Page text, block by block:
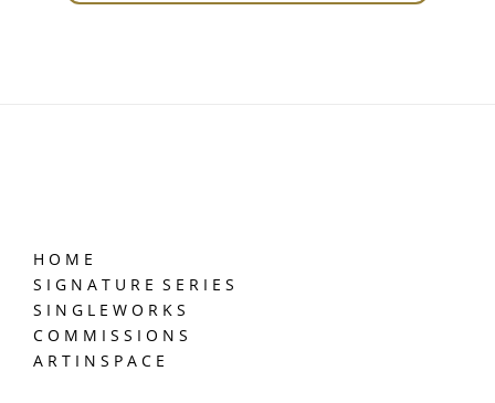
H O M E
S I G N A T U R E S E R I E S
S I N G L E W O R K S
C O M M I S S I O N S
A R T I N S P A C E